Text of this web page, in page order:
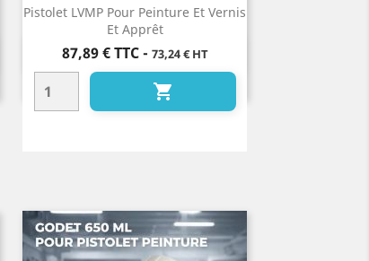
Pistolet LVMP Pour Peinture Et Vernis
Et Apprêt
Prix
87,89 € TTC- 73,24 € HT

Aperçu rapide